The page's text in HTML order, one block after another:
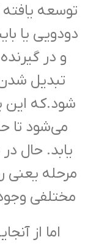
توسعه
دودویی یا
و در
تبدیل
شود.که این
می‌شود تا
یابد. حال
مرحله یعنی
مختلفی
اما از